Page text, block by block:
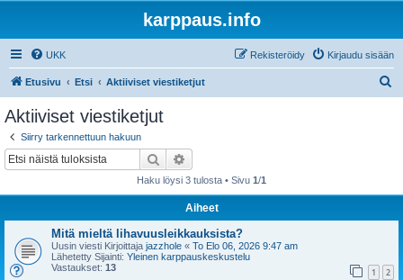
karppaus.info
UKK Kirjaudu sisään
Rekisteröidy
Etusivu Etsi Aktiiviset viestiketjut
Aktiiviset viestiketjut
Siirry tarkennettuun hakuun
Etsi
Haku löysi 3 tulosta • Sivu 1/1
Aiheet
Mitä mieltä lihavuusleikkauksista?
Uusin viesti Kirjoittaja jazzhole « To Elo 06, 2026 9:47 am
Lähetetty Sijainti: Yleinen karppauskeskustelu
Vastaukset: 13 1 2